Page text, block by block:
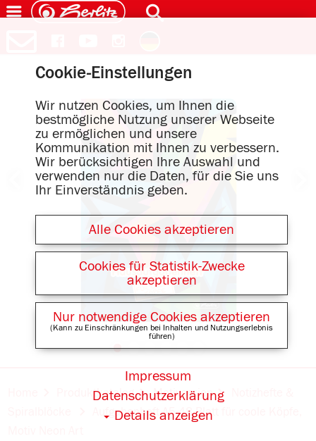
Produktkatalog Motivserien
Aufgabenheft A5 48 Blatt für coole Köpfe,
Cookie-Einstellungen
Wir nutzen Cookies, um Ihnen die
bestmögliche Nutzung unserer Webseite
zu ermöglichen und unsere
Kommunikation mit Ihnen zu verbessern.
Wir berücksichtigen Ihre Auswahl und
verwenden nur die Daten, für die Sie uns
Ihr Einverständnis geben.
Alle Cookies akzeptieren
Cookies für Statistik-Zwecke
akzeptieren
Nur notwendige Cookies akzeptieren
(Kann zu Einschränkungen bei Inhalten und Nutzungserlebnis
führen)
Details anzeigen
Datenschutzerklärung
Impressum